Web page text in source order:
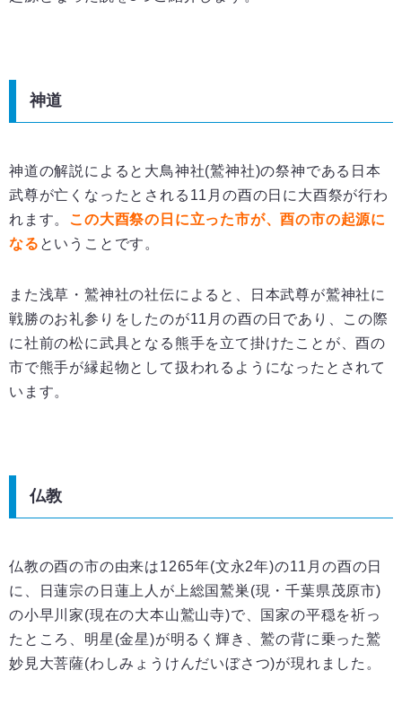
神道
神道の解説によると大鳥神社(鷲神社)の祭神である日本
武尊が亡くなったとされる11月の酉の日に大酉祭が行わ
れます。 この大酉祭の日に立った市が、酉の市の起源に
なる ということです。
また浅草・鷲神社の社伝によると、日本武尊が鷲神社に
戦勝のお礼参りをしたのが11月の酉の日であり、この際
に社前の松に武具となる熊手を立て掛けたことが、酉の
市で熊手が縁起物として扱われるようになったとされて
います。
仏教
仏教の酉の市の由来は1265年(文永2年)の11月の酉の日
に、日蓮宗の日蓮上人が上総国鷲巣(現・千葉県茂原市)
の小早川家(現在の大本山鷲山寺)で、国家の平穏を祈っ
たところ、明星(金星)が明るく輝き、鷲の背に乗った鷲
妙見大菩薩(わしみょうけんだいぼさつ)が現れました。